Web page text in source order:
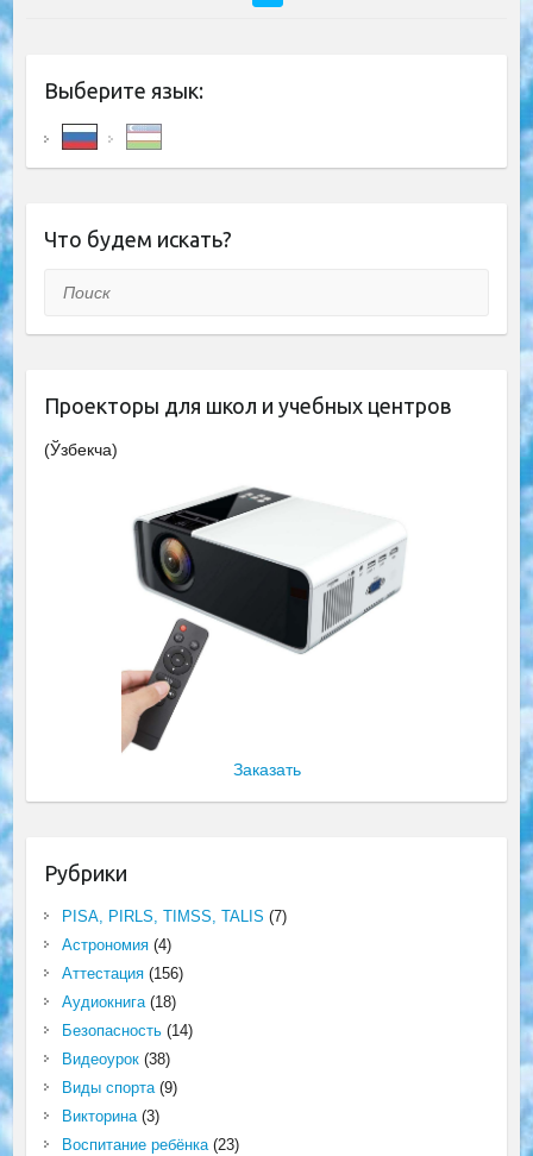
Выберите язык:
Что будем искать?
Поиск
Проекторы для школ и учебных центров
(Ўзбекча)
Заказать
Рубрики
PISA, PIRLS, TIMSS, TALIS (7)
Астрономия(4)
Аттестация(156)
Аудиокнига(18)
Безопасность(14)
Видеоурок(38)
Виды спорта(9)
Викторина(3)
Воспитание ребёнка(23)